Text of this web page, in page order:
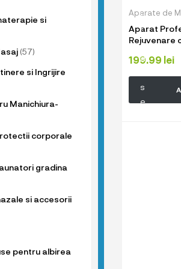
Aparate de
Aparat
Rejuvenare
tratament
LED,
199.99 lei
si
(57)
si Ingrijire
Manichiura-
corporale
gradina
si accesorii
pentru albirea
p
r
o
d
s
e